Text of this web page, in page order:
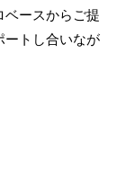
ベースからご提
ートし合いなが